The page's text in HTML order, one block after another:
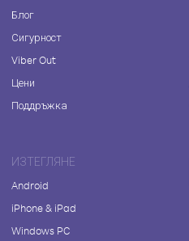
Блог
Сигурност
Viber Out
Цени
Поддръжка
ИЗТЕГЛЯНЕ
Android
iPhone & iPad
Windows PC